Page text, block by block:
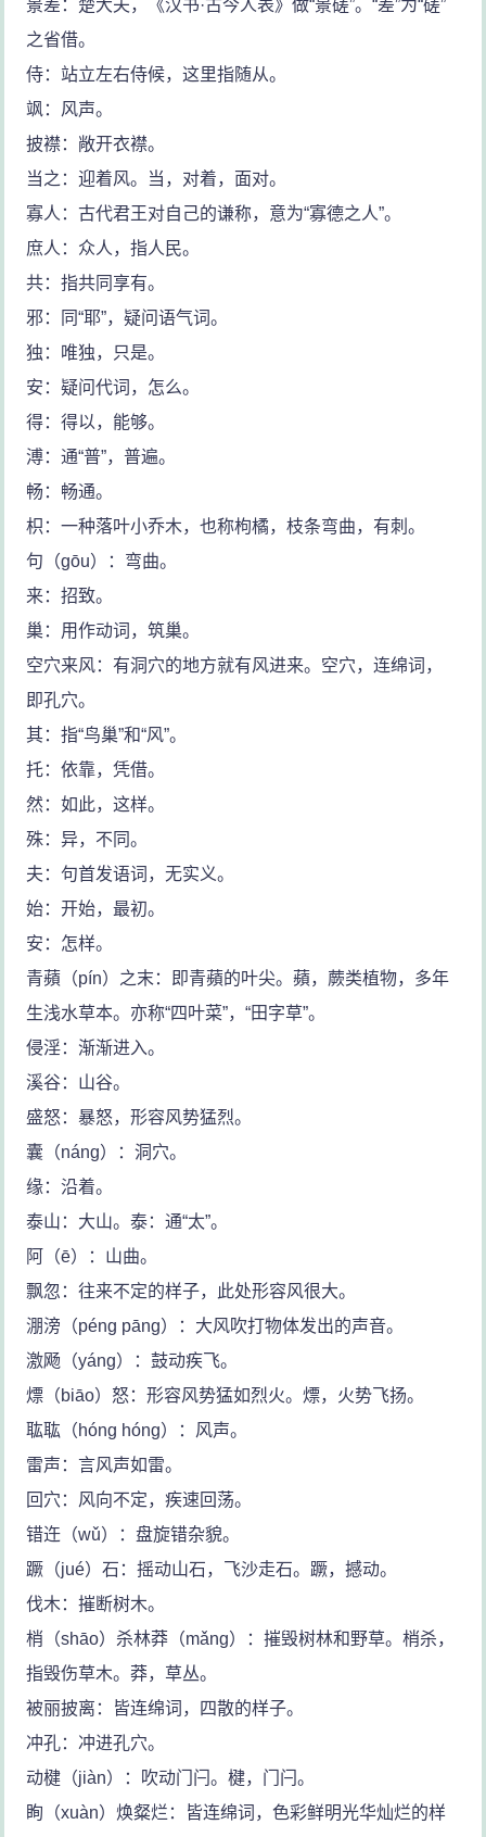
景差：楚大夫，《汉书·古今人表》做“景磋”。“差”为“磋”
之省借。
侍：站立左右侍候，这里指随从。
飒：风声。
披襟：敞开衣襟。
当之：迎着风。当，对着，面对。
寡人：古代君王对自己的谦称，意为“寡德之人”。
庶人：众人，指人民。
共：指共同享有。
邪：同“耶”，疑问语气词。
独：唯独，只是。
安：疑问代词，怎么。
得：得以，能够。
溥：通“普”，普遍。
畅：畅通。
枳：一种落叶小乔木，也称枸橘，枝条弯曲，有刺。
句（gōu）：弯曲。
来：招致。
巢：用作动词，筑巢。
空穴来风：有洞穴的地方就有风进来。空穴，连绵词，
即孔穴。
其：指“鸟巢”和“风”。
托：依靠，凭借。
然：如此，这样。
殊：异，不同。
夫：句首发语词，无实义。
始：开始，最初。
安：怎样。
青蘋（pín）之末：即青蘋的叶尖。蘋，蕨类植物，多年
生浅水草本。亦称“四叶菜”，“田字草”。
侵淫：渐渐进入。
溪谷：山谷。
盛怒：暴怒，形容风势猛烈。
囊（náng）：洞穴。
缘：沿着。
泰山：大山。泰：通“太”。
阿（ē）：山曲。
飘忽：往来不定的样子，此处形容风很大。
淜滂（péng pāng）：大风吹打物体发出的声音。
激飏（yáng）：鼓动疾飞。
熛（biāo）怒：形容风势猛如烈火。熛，火势飞扬。
耾耾（hóng hóng）：风声。
雷声：言风声如雷。
回穴：风向不定，疾速回荡。
错迕（wǔ）：盘旋错杂貌。
蹶（jué）石：摇动山石，飞沙走石。蹶，撼动。
伐木：摧断树木。
梢（shāo）杀林莽（mǎng）：摧毁树林和野草。梢杀，
指毁伤草木。莽，草丛。
被丽披离：皆连绵词，四散的样子。
冲孔：冲进孔穴。
动楗（jiàn）：吹动门闩。楗，门闩。
眴（xuàn）焕粲烂：皆连绵词，色彩鲜明光华灿烂的样